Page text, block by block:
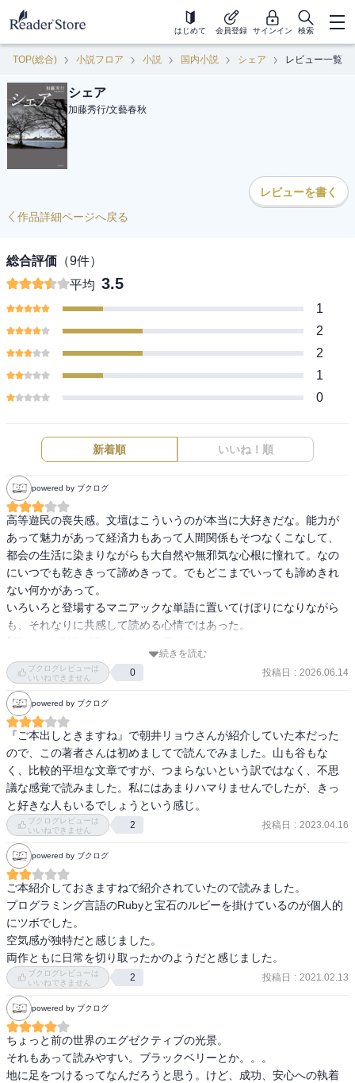
はじめて 会員登録 サインイン 検索
TOP(総合) 小説フロア 小説 国内小説 シェア レビュー一覧
シェア
加藤秀行/文藝春秋
レビューを書く
作品詳細ページへ戻る
総合評価 （9件）
平均 3.5
1
2
2
1
0
新着順 いいね！順
powered by ブクログ
高等遊民の喪失感。文壇はこういうのが本当に大好きだな。能力が
あって魅力があって経済力もあって人間関係もそつなくこなして、
都会の生活に染まりながらも大自然や無邪気な心根に憧れて。なの
にいつでも乾ききって諦めきって。でもどこまでいっても諦めきれ
ない何かがあって。
いろいろと登場するマニアックな単語に置いてけぼりになりながら
も、それなりに共感して読める心情ではあった。
続きを読む
ブクログレビューは
いいねできません
0 投稿日 : 2026.06.14
powered by ブクログ
『ご本出しときますね』で朝井リョウさんが紹介していた本だった
ので、この著者さんは初めましてで読んでみました。山も谷もな
く、比較的平坦な文章ですが、つまらないという訳ではなく、不思
議な感覚で読みました。私にはあまりハマりませんでしたが、きっ
と好きな人もいるでしょうという感じ。
ブクログレビューは
いいねできません
2 投稿日 : 2023.04.16
powered by ブクログ
ご本紹介しておきますねで紹介されていたので読みました。
プログラミング言語のRubyと宝石のルビーを掛けているのが個人的
にツボでした。
空気感が独特だと感じました。
両作ともに日常を切り取ったかのようだと感じました。
ブクログレビューは
いいねできません
2 投稿日 : 2021.02.13
powered by ブクログ
ちょっと前の世界のエグゼクティブの光景。
それもあって読みやすい。ブラックベリーとか。。。
地に足をつけるってなんだろうと思う。けど、成功、安心への執着